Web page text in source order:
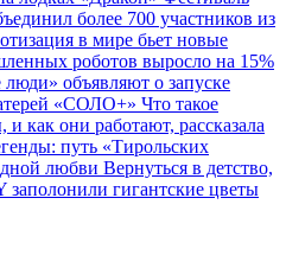
более 700 участников из
в мире бьет новые
роботов выросло на 15%
объявляют о запуске
«СОЛО+» Что такое
как они работают, рассказала
путь «Тирольских
любви Вернуться в детство,
заполонили гигантские цветы